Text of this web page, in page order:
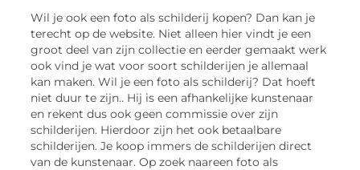
Wil je ook een foto als schilderij kopen? Dan kan je
terecht op de website. Niet alleen hier vindt je een
groot deel van zijn collectie en eerder gemaakt werk
ook vind je wat voor soort schilderijen je allemaal
kan maken. Wil je een foto als schilderij? Dat hoeft
niet duur te zijn.. Hij is een afhankelijke kunstenaar
en rekent dus ook geen commissie over zijn
schilderijen. Hierdoor zijn het ook betaalbare
schilderijen. Je koop immers de schilderijen direct
van de kunstenaar. Op zoek naareen foto als